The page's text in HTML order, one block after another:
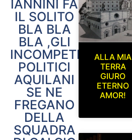
IANNINI FA
IL SOLITO
BLA BLA
BLA ,GLI
INCOMPETENTI
POLITICI
AQUILANI
SE NE
FREGANO
DELLA
SQUADRA
ALLA MIA
TERRA
GIURO
ETERNO
AMOR!